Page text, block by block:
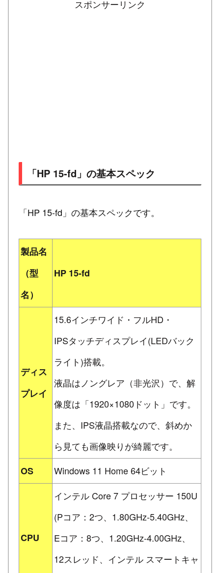
スポンサーリンク
「HP 15-fd」の基本スペック
「HP 15-fd」の基本スペックです。
製品名
（型
名）
HP 15-fd
ディス
プレイ
15.6インチワイド・フルHD・
IPSタッチディスプレイ(LEDバック
ライト)搭載。
液晶はノングレア（非光沢）で、解
像度は「1920×1080ドット」です。
また、IPS液晶搭載なので、斜めか
ら見ても画像映りが綺麗です。
OS
Windows 11 Home 64ビット
CPU
インテル Core 7 プロセッサー 150U
(Pコア：2つ、1.80GHz-5.40GHz、
Eコア：8つ、1.20GHz-4.00GHz、
12スレッド、インテル スマートキャ